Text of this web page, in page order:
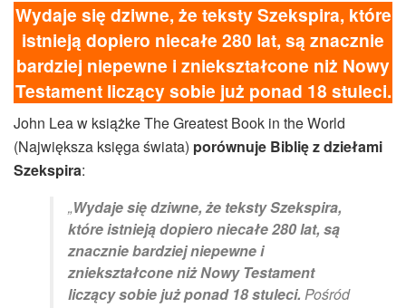
Wydaje się dziwne, że teksty Szekspira, które
istnieją dopiero niecałe 280 lat, są znacznie
bardziej niepewne i zniekształcone niż Nowy
Testament liczący sobie już ponad 18 stuleci.
John Lea w książke The Greatest Book in the World
(Największa księga świata) porównuje Biblię z dziełami
Szekspira:
„Wydaje się dziwne, że teksty Szekspira,
które istnieją dopiero niecałe 280 lat, są
znacznie bardziej niepewne i
zniekształcone niż Nowy Testament
liczący sobie już ponad 18 stuleci. Pośród